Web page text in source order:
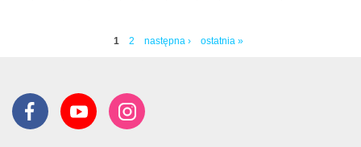
1 2 następna › ostatnia »